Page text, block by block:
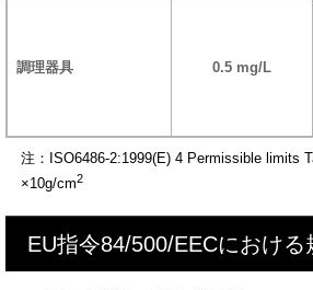
調理器具 0.5 mg/L
注：ISO6486-2:1999(E) 4 Permissible limits
×10g/cm2
EU指令84/500/EECにおける